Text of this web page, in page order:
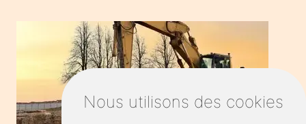
Nous utilisons des cookies